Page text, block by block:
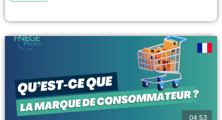
voir
04:53